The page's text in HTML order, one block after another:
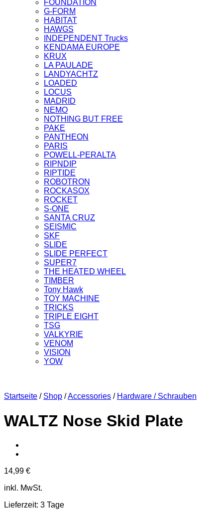
FOUNDATION
G-FORM
HABITAT
HAWGS
INDEPENDENT Trucks
KENDAMA EUROPE
KRUX
LA PAULADE
LANDYACHTZ
LOADED
LOCUS
MADRID
NEMO
NOTHING BUT FREE
PAKE
PANTHEON
PARIS
POWELL-PERALTA
RIPNDIP
RIPTIDE
ROBOTRON
ROCKASOX
ROCKET
S-ONE
SANTA CRUZ
SEISMIC
SKF
SLIDE
SLIDE PERFECT
SUPER7
THE HEATED WHEEL
TIMBER
Tony Hawk
TOY MACHINE
TRICKS
TRIPLE EIGHT
TSG
VALKYRIE
VENOM
VISION
YOW
Startseite / Shop /Accessories / Hardware / Schrauben
WALTZ Nose Skid Plate
14,99 €
inkl. MwSt.
Lieferzeit: 3 Tage